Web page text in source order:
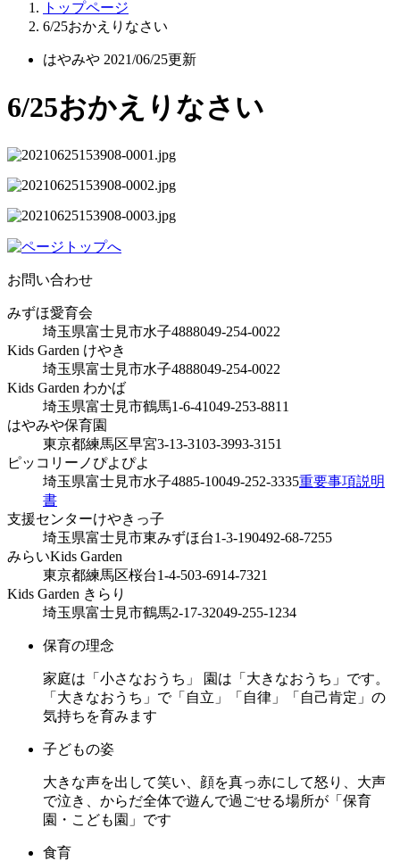
トップページ
6/25おかえりなさい
はやみや 2021/06/25更新
6/25おかえりなさい
お問い合わせ
みずほ愛育会
埼玉県富士見市水子4888049-254-0022
Kids Garden けやき
埼玉県富士見市水子4888049-254-0022
Kids Garden わかば
埼玉県富士見市鶴馬1-6-41049-253-8811
はやみや保育園
東京都練馬区早宮3-13-3103-3993-3151
ピッコリーノぴよぴよ
埼玉県富士見市水子4885-10049-252-3335重要事項説明
書
支援センターけやきっ子
埼玉県富士見市東みずほ台1-3-190492-68-7255
みらいKids Garden
東京都練馬区桜台1-4-503-6914-7321
Kids Garden きらり
埼玉県富士見市鶴馬2-17-32049-255-1234
保育の理念
家庭は「小さなおうち」 園は「大きなおうち」です。
「大きなおうち」で「自立」「自律」「自己肯定」の
気持ちを育みます
子どもの姿
大きな声を出して笑い、顔を真っ赤にして怒り、大声
で泣き、からだ全体で遊んで過ごせる場所が「保育
園・こども園」です
食育